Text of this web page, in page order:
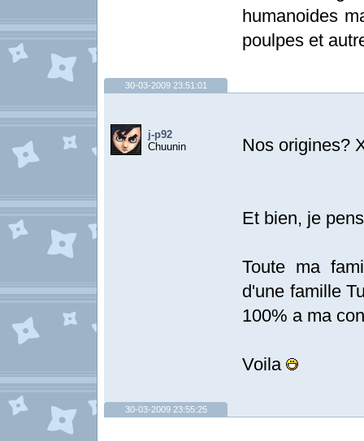
humanoides
poulpes et
30-03-2009 23:51:01
j-p92
Chuunin
Nos origines?
Et bien, je
Toute ma
d'une famille
100% a ma
Voila
30-03-2009 23:55:25